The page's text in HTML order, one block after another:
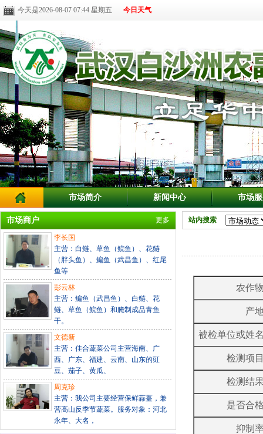
今天是2026-08-07 07:44 星期五 今日天气
市场简介 新闻中心 市场
市场商户 更多
李长国
主营：白鲢、草鱼（鲩鱼）、花鲢
（胖头鱼）、鳊鱼（武昌鱼）、红尾
鱼等
彭云林
主营：鳊鱼（武昌鱼）、白鲢、花
鲢、草鱼（鲩鱼）和腌制成品青鱼
干。
文德新
主营：佳合蔬菜公司主营海南、广
西、广东、福建、云南、山东的豇
豆、茄子、黄瓜、
周克珍
主营：我公司主要经营保鲜蒜薹，兼
营高山反季节蔬菜。服务对象：河北
永年、大名，
站内搜索
农作
产
被检单位或姓
检测项
检测结
是否合
抑制